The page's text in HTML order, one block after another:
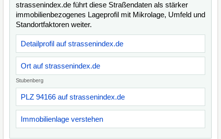
strassenindex.de führt diese Straßendaten als stärker
immobilienbezogenes Lageprofil mit Mikrolage, Umfeld und
Standortfaktoren weiter.
Detailprofil auf strassenindex.de
Ort auf strassenindex.de
Stubenberg
PLZ 94166 auf strassenindex.de
Immobilienlage verstehen